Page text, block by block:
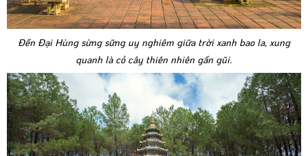
Đền Đại Hùng sừng sững uy nghiêm giữa trời xanh bao la, xung
quanh là cỏ cây thiên nhiên gần gũi.